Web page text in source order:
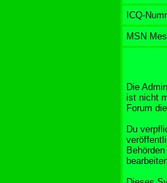
ICQ-
MSN
Die
ist nicht
Forum
Du